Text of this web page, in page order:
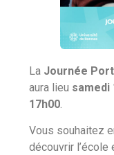
La Journée
aura lieu samedi
17h00.
Vous souhaitez
découvrir